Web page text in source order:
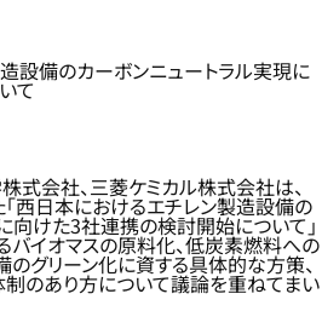
設備のカーボンニュートラル実現に
て
式会社、三菱ケミカル株式会社は、
西日本におけるエチレン製造設備の
向けた3社連携の検討開始について」
バイオマスの原料化、低炭素燃料への
のグリーン化に資する具体的な方策、
のあり方について議論を重ねてまい